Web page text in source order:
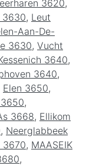
3620,
3630, Leut
Aan-De-
3630, Vucht
3640,
3640,
Elen 3650,
,
3668, Ellikom
, Neerglabbeek
3670, MAASEIK
,